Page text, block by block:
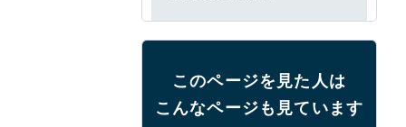
このページを見た人は
こんなページも見ています